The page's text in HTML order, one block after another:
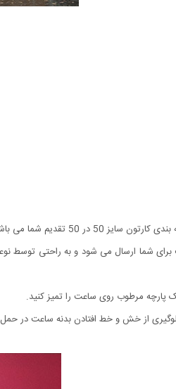
پس از نصب به سایز اصلی تبدیل می شود.
شما ارسال می شود و به راحتی
پارچه مرطوب روی ساعت را تمیز کنید.
از خش و خط افتادن بدنه ساعت در حمل